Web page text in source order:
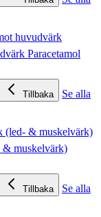
huvudvärk
Paracetamol
Tillbaka
Se alla
(led- & muskelvärk)
& muskelvärk)
Tillbaka
Se alla